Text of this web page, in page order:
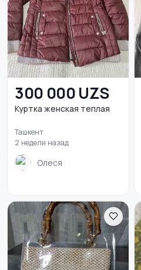
300 000 UZS
Куртка женская теплая
Ташкент
2 недели назад
Олеся